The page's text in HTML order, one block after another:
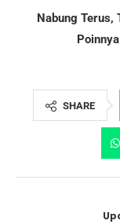
Nabung
SHARE